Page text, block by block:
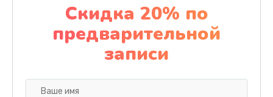
Чистка от пыли
1060 руб.
Заказать
Скидка 20% по
предварительной
записи